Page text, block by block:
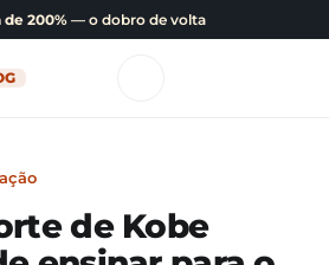
de 200% — o dobro de volta
de Kobe